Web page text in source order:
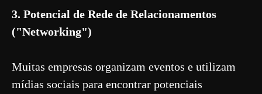
3. Potencial de Rede de Relacionamentos
("Networking")
Muitas empresas organizam eventos e utilizam
mídias sociais para encontrar potenciais